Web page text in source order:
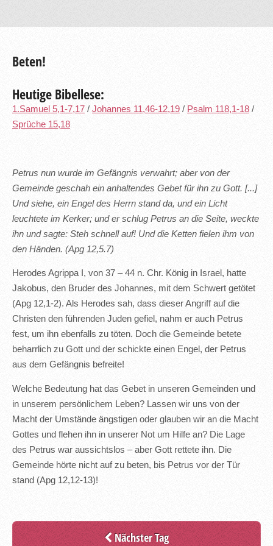
Beten!
Heutige Bibellese:
1.Samuel 5,1-7,17 / Johannes 11,46-12,19 / Psalm 118,1-18 /
Sprüche 15,18
Petrus nun wurde im Gefängnis verwahrt; aber von der
Gemeinde geschah ein anhaltendes Gebet für ihn zu Gott. [...]
Und siehe, ein Engel des Herrn stand da, und ein Licht
leuchtete im Kerker; und er schlug Petrus an die Seite, weckte
ihn und sagte: Steh schnell auf! Und die Ketten fielen ihm von
den Händen. (Apg 12,5.7)
Herodes Agrippa I, von 37 – 44 n. Chr. König in Israel, hatte
Jakobus, den Bruder des Johannes, mit dem Schwert getötet
(Apg 12,1-2). Als Herodes sah, dass dieser Angriff auf die
Christen den führenden Juden gefiel, nahm er auch Petrus
fest, um ihn ebenfalls zu töten. Doch die Gemeinde betete
beharrlich zu Gott und der schickte einen Engel, der Petrus
aus dem Gefängnis befreite!
Welche Bedeutung hat das Gebet in unseren Gemeinden und
in unserem persönlichem Leben? Lassen wir uns von der
Macht der Umstände ängstigen oder glauben wir an die Macht
Gottes und flehen ihn in unserer Not um Hilfe an? Die Lage
des Petrus war aussichtslos – aber Gott rettete ihn. Die
Gemeinde hörte nicht auf zu beten, bis Petrus vor der Tür
stand (Apg 12,12-13)!
Nächster Tag